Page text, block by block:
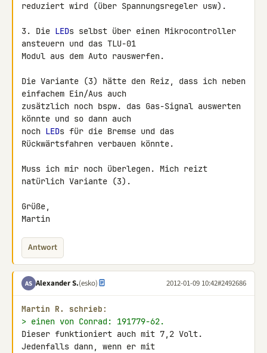
reduziert wird (über Spannungsregeler usw).
3. Die LEDs selbst über einen Mikrocontroller
ansteuern und das TLU-01
Modul aus dem Auto rauswerfen.
Die Variante (3) hätte den Reiz, dass ich neben
einfachem Ein/Aus auch
zusätzlich noch bspw. das Gas-Signal auswerten
könnte und so dann auch
noch LEDs für die Bremse und das
Rückwärtsfahren verbauen könnte.
Muss ich mir noch überlegen. Mich reizt
natürlich Variante (3).
Grüße,
Martin
Antwort
AS Alexander S.(esko) 2012-01-09 10:42#2492686
Martin R. schrieb:
> einen von Conrad: 191779-62.
Dieser funktioniert auch mit 7,2 Volt.
Jedenfalls dann, wenn er mit